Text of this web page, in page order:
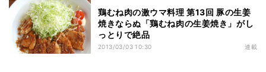
鶏むね肉の激ウマ料理 第13回 豚の生姜
焼きならぬ「鶏むね肉の生姜焼き」がし
っとりで絶品
2013/03/03 10:30 連載